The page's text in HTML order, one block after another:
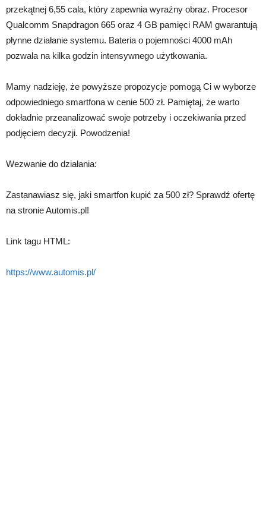
przekątnej 6,55 cala, który zapewnia wyraźny obraz. Procesor
Qualcomm Snapdragon 665 oraz 4 GB pamięci RAM gwarantują
płynne działanie systemu. Bateria o pojemności 4000 mAh
pozwala na kilka godzin intensywnego użytkowania.
Mamy nadzieję, że powyższe propozycje pomogą Ci w wyborze
odpowiedniego smartfona w cenie 500 zł. Pamiętaj, że warto
dokładnie przeanalizować swoje potrzeby i oczekiwania przed
podjęciem decyzji. Powodzenia!
Wezwanie do działania:
Zastanawiasz się, jaki smartfon kupić za 500 zł? Sprawdź ofertę
na stronie Automis.pl!
Link tagu HTML:
https://www.automis.pl/